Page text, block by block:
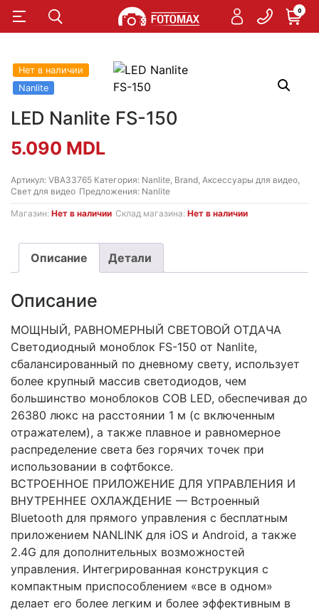
0
Нет в наличии
Nanlite
LED Nanlite FS-150
5.090 MDL
Артикул: VBA33765 Категория: Nanlite, Brand, Аксессуары для видео,
Свет для видео Предложения: Nanlite
Магазин: Нет в наличии Склад магазина: Нет в наличии
Описание Детали
Описание
МОЩНЫЙ, РАВНОМЕРНЫЙ СВЕТОВОЙ ОТДАЧА
Светодиодный моноблок FS-150 от Nanlite,
сбалансированный по дневному свету, использует
более крупный массив светодиодов, чем
большинство моноблоков COB LED, обеспечивая до
26380 люкс на расстоянии 1 м (с включенным
отражателем), а также плавное и равномерное
распределение света без горячих точек при
использовании в софтбоксе.
ВСТРОЕННОЕ ПРИЛОЖЕНИЕ ДЛЯ УПРАВЛЕНИЯ И
ВНУТРЕННЕЕ ОХЛАЖДЕНИЕ — Встроенный
Bluetooth для прямого управления с бесплатным
приложением NANLINK для iOS и Android, а также
2.4G для дополнительных возможностей
управления. Интегрированная конструкция с
компактным приспособлением «все в одном»
делает его более легким и более эффективным в